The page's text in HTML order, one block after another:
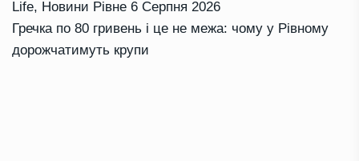
Life, Новини Рівне 6 Серпня 2026
Гречка по 80 гривень і це не межа: чому у Рівному
дорожчатимуть крупи